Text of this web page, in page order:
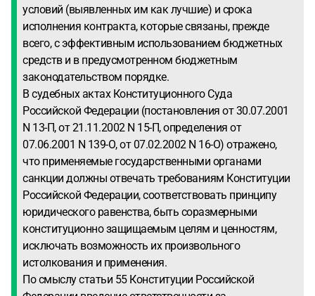
условий (выявленных им как лучшие) и срока
исполнения контракта, которые связаны, прежде
всего, с эффективным использованием бюджетных
средств и в предусмотренном бюджетным
законодательством порядке.
В судебных актах Конституционного Суда
Российской Федерации (постановления от 30.07.2001
N 13-П, от 21.11.2002 N 15-П, определения от
07.06.2001 N 139-О, от 07.02.2002 N 16-О) отражено,
что применяемые государственными органами
санкции должны отвечать требованиям Конституции
Российской Федерации, соответствовать принципу
юридического равенства, быть соразмерными
конституционно защищаемым целям и ценностям,
исключать возможность их произвольного
истолкования и применения.
По смыслу статьи 55 Конституции Российской